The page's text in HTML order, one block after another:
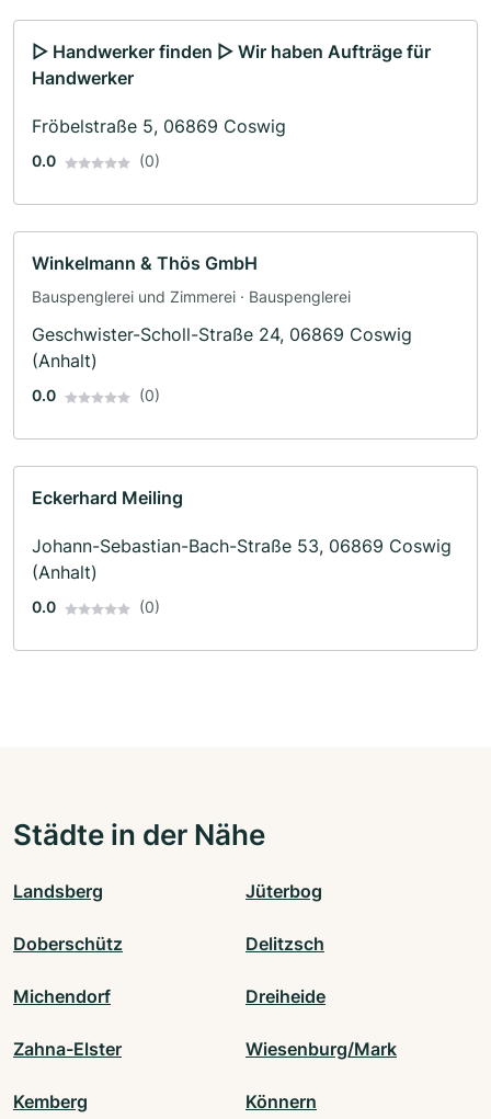
▷ Handwerker finden ▷ Wir haben Aufträge für
Handwerker
Fröbelstraße 5, 06869 Coswig
0.0 (0)
Winkelmann & Thös GmbH
Bauspenglerei und Zimmerei · Bauspenglerei
Geschwister-Scholl-Straße 24, 06869 Coswig
(Anhalt)
0.0 (0)
Eckerhard Meiling
Johann-Sebastian-Bach-Straße 53, 06869 Coswig
(Anhalt)
0.0 (0)
Städte in der Nähe
Landsberg Jüterbog
Doberschütz Delitzsch
Michendorf Dreiheide
Zahna-Elster Wiesenburg/Mark
Kemberg Könnern